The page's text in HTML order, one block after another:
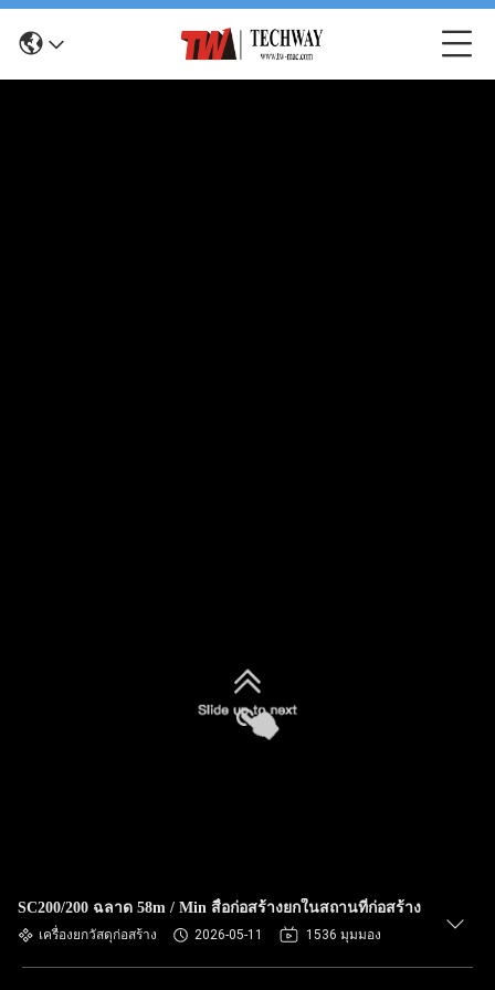
SC200/200 ฉลาด 58m / Min สื่อก่อสร้างยกในสถานที่ก่อสร้าง
เครื่องยกวัสดุก่อสร้าง 2026-05-11 1536 มุมมอง